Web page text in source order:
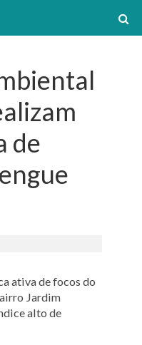
de
ativa de focos do
Jardim
alto de